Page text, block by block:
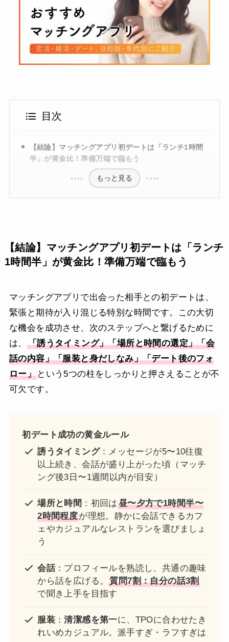
目次
【結論】マッチングアプリ初デートは「ランチ1時間
半」が黄金比！準備万端で臨もう
もっと見る
【結論】マッチングアプリ初デートは「ランチ
1時間半」が黄金比！準備万端で臨もう
マッチングアプリで出会った相手との初デートは、
緊張と期待が入り混じる特別な時間です。この大切
な機会を成功させ、次のステップへと繋げるために
は、
「誘うタイミング」「場所と時間の選定」「会
話の内容」「服装と身だしなみ」「デート後のフォ
ロー」 という5つの柱をしっかりと押さえることが不
可欠です。
初デート成功の黄金ルール
誘うタイミング：メッセージが5〜10往復
以上続き、会話が盛り上がった頃（マッチ
ング後3日〜1週間以内が目安）
場所と時間 ：初回は 昼〜夕方で1時間半〜
2時間程度が理想。静かに会話できるカフ
ェやカジュアルなレストランを選びましょ
う
会話：プロフィールを熟読し、共通の趣味
から話を広げる。質問7割：自分の話3割
で聞き上手を目指す
服装 ：清潔感を第一に、TPOに合わせたき
れいめカジュアル。派手すぎ・ラフすぎは